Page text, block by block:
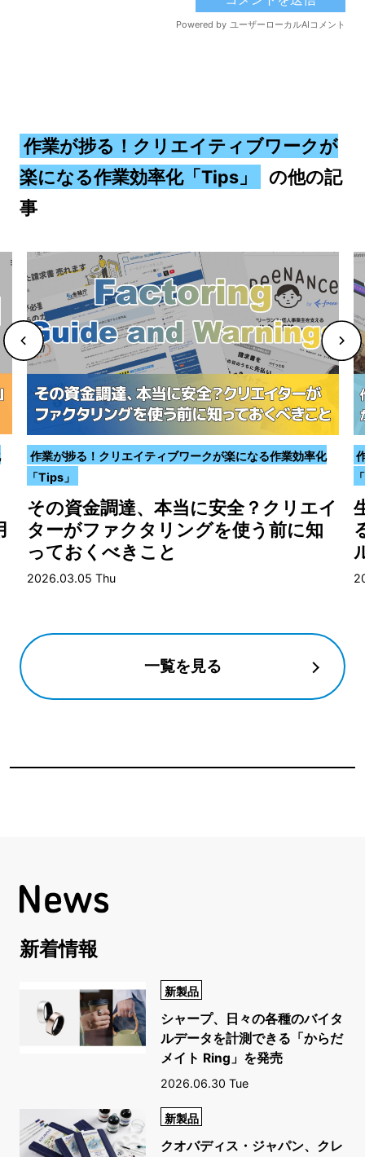
作業が捗る！クリエイティブワークが
楽になる作業効率化「Tips」
の他の記
事
作業が捗る！クリエイティブワークが楽になる作業効率化
「Tips」
その資金調達、本当に安全？クリエイ
ターがファクタリングを使う前に知
っておくべきこと
2026.03.05 Thu
一覧を見る
新着情報
新製品
シャープ、日々の各種のバイタ
ルデータを計測できる「からだ
メイト Ring」を発売
2026.06.30 Tue
新製品
クオバディス・ジャパン、クレ